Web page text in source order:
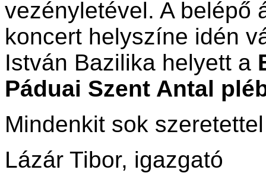
vezényletével. A belépő
koncert helyszíne idén
István Bazilika helyett a
Páduai Szent Antal
Mindenkit sok
Lázár Tibor, igazgató